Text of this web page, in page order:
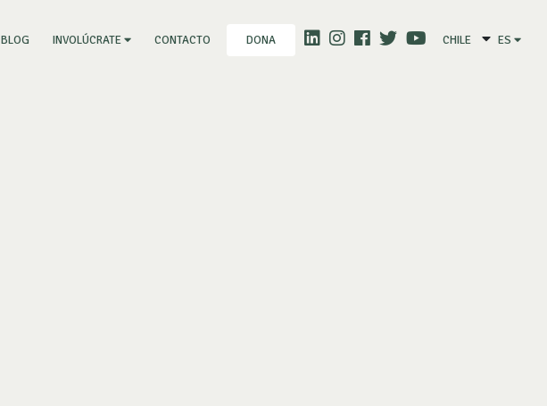
BLOG INVOLÚCRATE CONTACTO DONA CHILE ES